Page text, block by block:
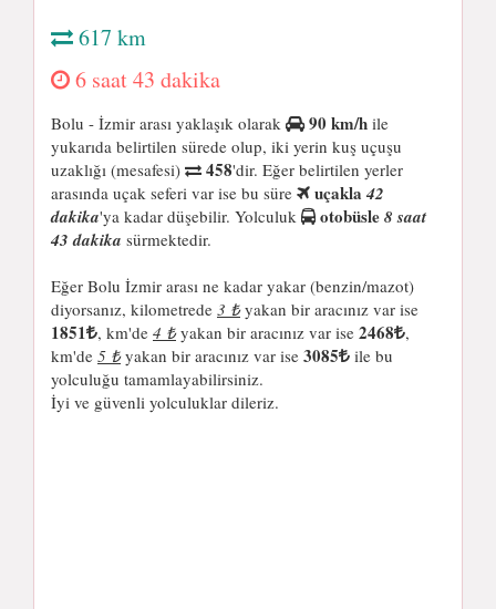
617 km
6 saat 43 dakika
Bolu - İzmir arası yaklaşık olarak 90 km/h ile
yukarıda belirtilen sürede olup, iki yerin kuş uçuşu
uzaklığı (mesafesi)
458'dir. Eğer belirtilen yerler
arasında uçak seferi var ise bu süre
uçakla 42
dakika'ya kadar düşebilir. Yolculuk otobüsle8 saat
43 dakika sürmektedir.
Eğer Bolu İzmir arası ne kadar yakar (benzin/mazot)
diyorsanız, kilometrede 3 ₺yakan bir aracınız var ise
1851 , km'de 4 ₺yakan bir aracınız var ise 2468 ,
km'de 5 ₺yakan bir aracınız var ise 3085
ile bu
yolculuğu tamamlayabilirsiniz.
İyi ve güvenli yolculuklar dileriz.